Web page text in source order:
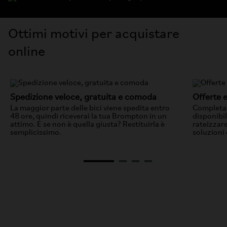
Ottimi motivi per acquistare
online
Spedizione veloce, gratuita e comoda
La maggior parte delle bici viene spedita entro
48 ore, quindi riceverai la tua Brompton in un
attimo. E se non è quella giusta? Restituirla è
semplicissimo.
Offerte
soluzioni